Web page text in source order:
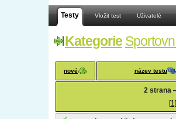
Testy Vložit test Uživatelé
Kategorie
nové název testu
2 strana
[1]